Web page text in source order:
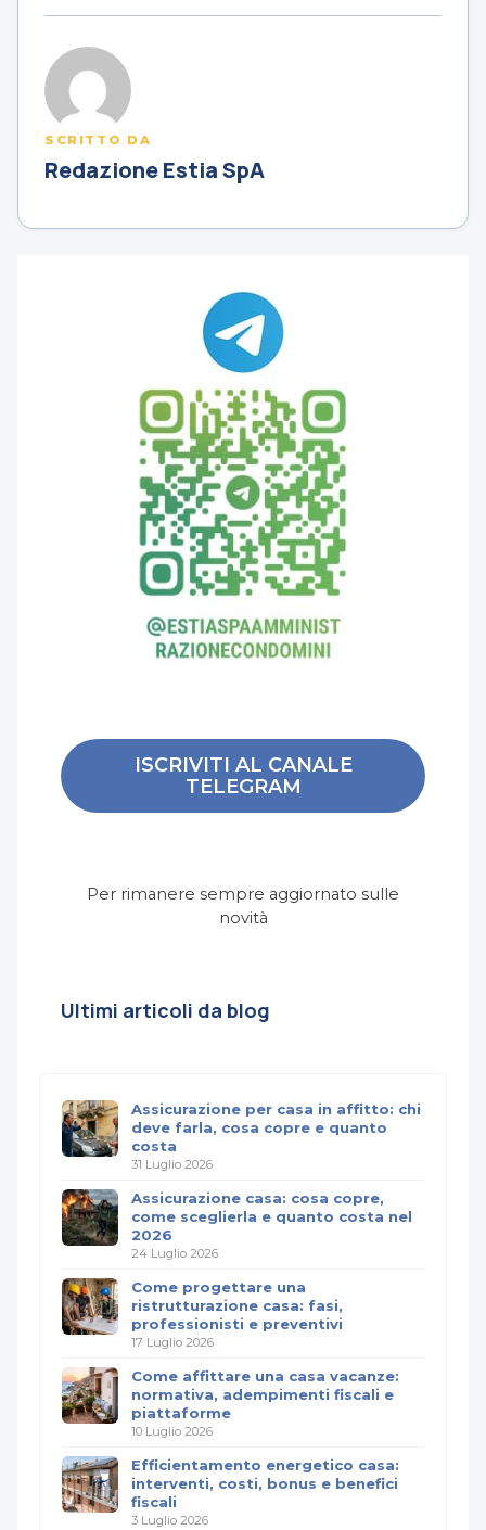
SCRITTO DA
Redazione Estia SpA
ISCRIVITI AL CANALE
TELEGRAM
Per rimanere sempre aggiornato sulle
novità
Ultimi articoli da blog
Assicurazione per casa in affitto: chi
deve farla, cosa copre e quanto
costa
31 Luglio 2026
Assicurazione casa: cosa copre,
come sceglierla e quanto costa nel
2026
24 Luglio 2026
Come progettare una
ristrutturazione casa: fasi,
professionisti e preventivi
17 Luglio 2026
Come affittare una casa vacanze:
normativa, adempimenti fiscali e
piattaforme
10 Luglio 2026
Efficientamento energetico casa:
interventi, costi, bonus e benefici
fiscali
3 Luglio 2026